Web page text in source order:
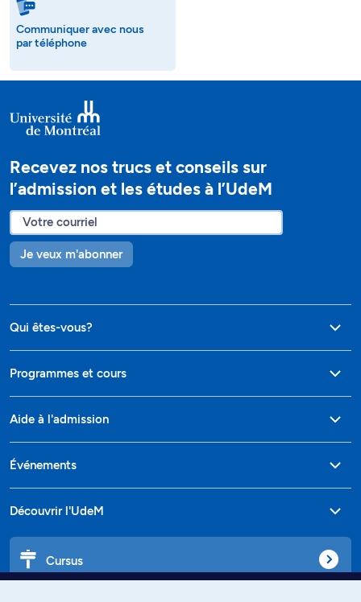
Communiquer avec nous
par téléphone
Recevez nos trucs et conseils sur
l’admission et les études à l’UdeM
Je veux m'abonner
Qui êtes-vous?
Programmes et cours
Aide à l'admission
Événements
Découvrir l'UdeM
Cursus